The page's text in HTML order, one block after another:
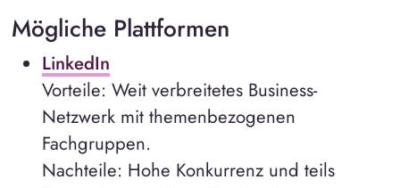
Mögliche Plattformen
LinkedIn
Vorteile: Weit verbreitetes Business-
Netzwerk mit themenbezogenen
Fachgruppen.
Nachteile: Hohe Konkurrenz und teils